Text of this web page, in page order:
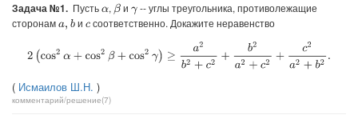
Задача №1. Пустьα, βи γ-- углы треугольника, противолежащие
сторонамa, bиcсоответственно. Докажите неравенство
2
+cos cos γ +c2 2+
( Исмаилов Ш.Н. )
комментарий/решение(7)